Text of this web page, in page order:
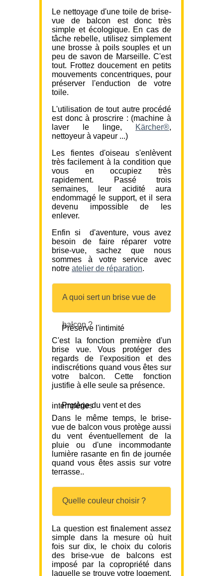
Le nettoyage d'une toile de brise-
vue de balcon est donc très
simple et écologique. En cas de
tâche rebelle, utilisez simplement
une brosse à poils souples et un
peu de savon de Marseille. C'est
tout. Frottez doucement en petits
mouvements concentriques, pour
préserver l'enduction de votre
toile.
L'utilisation de tout autre procédé
est donc à proscrire : (machine à
laver le linge,
Kärcher®,
nettoyeur à vapeur ...)
Les fientes d'oiseau s'enlèvent
très facilement à la condition que
vous en occupiez très
rapidement. Passé trois
semaines, leur acidité aura
endommagé le support, et il sera
devenu impossible de les
enlever.
Enfin si d'aventure, vous avez
besoin de faire réparer votre
brise-vue, sachez que nous
sommes à votre service avec
notre atelier de réparation.
A quoi sert un brise vue de
balcon ?
Préserve l'intimité
C'est la fonction première d'un
brise vue. Vous protéger des
regards de l'exposition et des
indiscrétions quand vous êtes sur
votre balcon. Cette fonction
justifie à elle seule sa présence.
Protège du vent et des intempéries
Dans le même temps, le brise-
vue de balcon vous protège aussi
du vent éventuellement de la
pluie ou d'une incommodante
lumière rasante en fin de journée
quand vous êtes assis sur votre
terrasse..
Quelle couleur choisir ?
La question est finalement assez
simple dans la mesure où huit
fois sur dix, le choix du coloris
des brise-vue de balcons est
imposé par la copropriété dans
laquelle se trouve votre logement.